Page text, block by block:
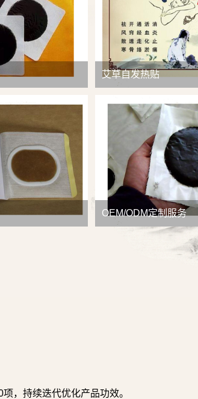
艾草自发热贴
情
OEM/ODM定制服务
查看详
，持续迭代优化产品功效。